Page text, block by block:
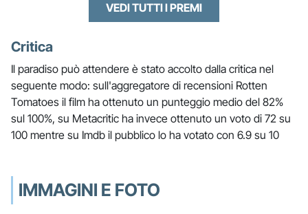
VEDI TUTTI I PREMI
Critica
Il paradiso può attendere è stato accolto dalla critica nel
seguente modo: sull'aggregatore di recensioni Rotten
Tomatoes il film ha ottenuto un punteggio medio del 82%
sul 100%, su Metacritic ha invece ottenuto un voto di 72 su
100 mentre su Imdb il pubblico lo ha votato con 6.9 su 10
IMMAGINI E FOTO